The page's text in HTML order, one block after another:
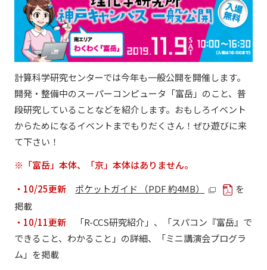
計算科学研究センターでは今年も一般公開を開催します。
開発・整備中のスーパーコンピュータ「富岳」のこと、普
段研究していることなどを紹介します。おもしろイベント
からためになるイベントまでもりだくさん！ぜひ遊びに来
て下さい！
※「富岳」本体、「京」本体はありません。
・10/25更新
ポケットガイド （PDF 約4MB）
を
掲載
・10/11更新 「R-CCS研究紹介」、「スパコン『富岳』で
できること、わかること」の詳細、「ミニ講演会プログラ
ム」を掲載